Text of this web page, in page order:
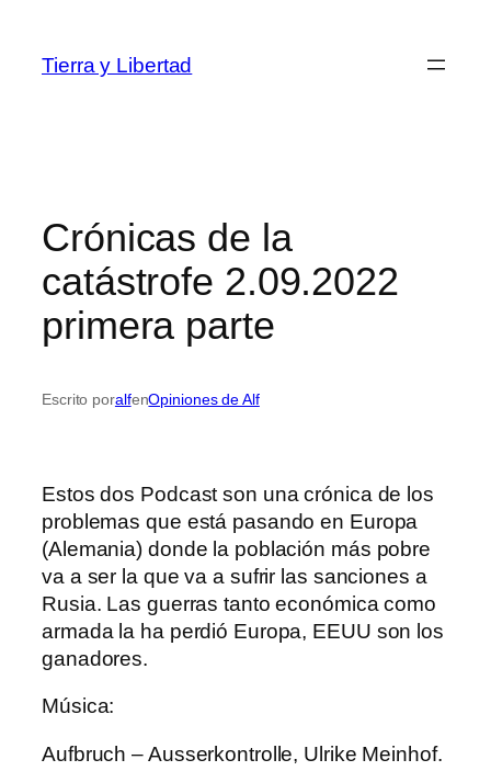
contenido
Tierra y Libertad
Crónicas de la
catástrofe 2.09.2022
primera parte
Escrito poralfenOpiniones de Alf
Estos dos Podcast son una crónica de los
problemas que está pasando en Europa
(Alemania) donde la población más pobre
va a ser la que va a sufrir las sanciones a
Rusia. Las guerras tanto económica como
armada la ha perdió Europa, EEUU son los
ganadores.
Música:
Aufbruch – Ausserkontrolle, Ulrike Meinhof.